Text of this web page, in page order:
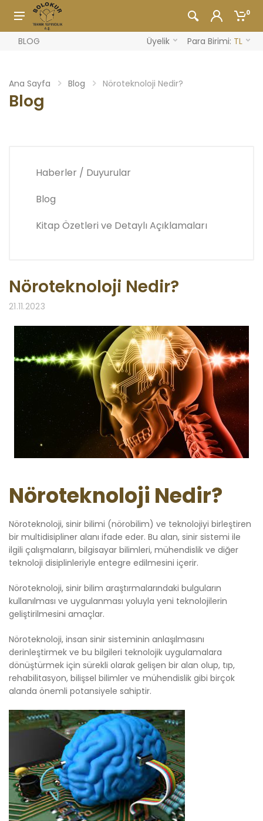
0
BLOG Üyelik Para Birimi: TL
Ana Sayfa Blog Nöroteknoloji Nedir?
Blog
Haberler / Duyurular
Blog
Kitap Özetleri ve Detaylı Açıklamaları
Nöroteknoloji Nedir?
21.11.2023
Nöroteknoloji Nedir?
Nöroteknoloji, sinir bilimi (nörobilim) ve teknolojiyi birleştiren
bir multidisipliner alanı ifade eder. Bu alan, sinir sistemi ile
ilgili çalışmaların, bilgisayar bilimleri, mühendislik ve diğer
teknoloji disiplinleriyle entegre edilmesini içerir.
Nöroteknoloji, sinir bilim araştırmalarındaki bulguların
kullanılması ve uygulanması yoluyla yeni teknolojilerin
geliştirilmesini amaçlar.
Nöroteknoloji, insan sinir sisteminin anlaşılmasını
derinleştirmek ve bu bilgileri teknolojik uygulamalara
dönüştürmek için sürekli olarak gelişen bir alan olup, tıp,
rehabilitasyon, bilişsel bilimler ve mühendislik gibi birçok
alanda önemli potansiyele sahiptir.